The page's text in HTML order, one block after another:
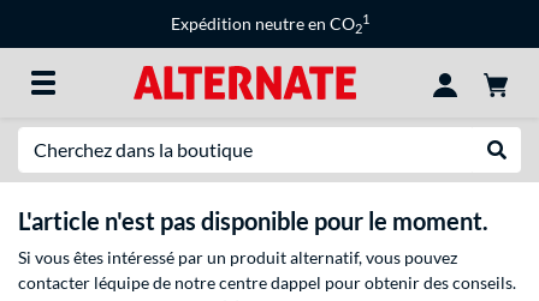
Expédition neutre en CO2
1
L'article n'est pas disponible pour le moment.
Si vous êtes intéressé par un produit alternatif, vous pouvez
contacter léquipe de notre centre dappel pour obtenir des conseils.